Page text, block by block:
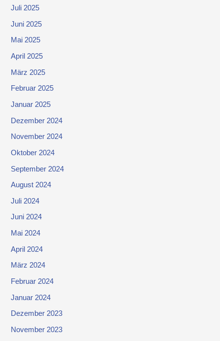
Juli 2025
Juni 2025
Mai 2025
April 2025
März 2025
Februar 2025
Januar 2025
Dezember 2024
November 2024
Oktober 2024
September 2024
August 2024
Juli 2024
Juni 2024
Mai 2024
April 2024
März 2024
Februar 2024
Januar 2024
Dezember 2023
November 2023